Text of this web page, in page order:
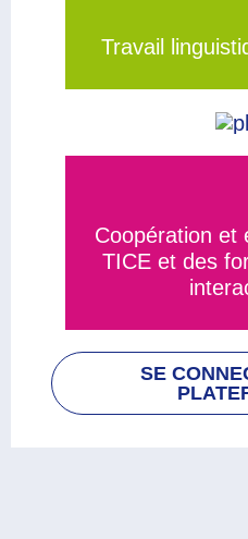
Travail
Le tandem,
?
Coopération et
TICE et des
Voir
SE